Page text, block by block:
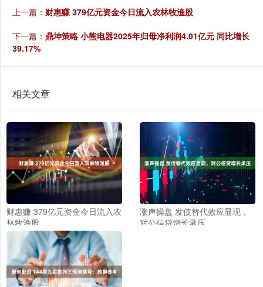
上一篇： 财惠赚 379亿元资金今日流入农林牧渔股
下一篇： 鼎坤策略 小熊电器2025年归母净利润4.01亿元 同比增长
39.17%
相关文章
财惠赚 379亿元资金今日流入农
林牧渔股
涨声操盘 发债替代效应显现，
对公信贷增长承压